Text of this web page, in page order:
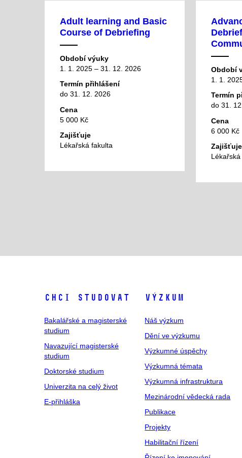
Adult learning and Basic
Course of Debriefing
Období výuky
1. 1. 2025 – 31. 12. 2026
Termín přihlášení
do 31. 12. 2026
Cena
5 000 Kč
Zajišťuje
Lékařská fakulta
Období
1. 1.
Termín
do 31.
Cena
6 000 Kč
Zajišťuje
Chci studovat
Bakalářské a magisterské
studium
Navazující magisterské
studium
Doktorské studium
Univerzita na celý život
E-přihláška
Výzkum
Náš výzkum
Dění ve výzkumu
Výzkumné úspěchy
Výzkumná témata
Výzkumná infrastruktura
Mezinárodní vědecká rada
Publikace
Projekty
Habilitační řízení